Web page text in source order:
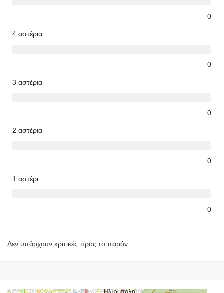
0
4 αστέρια
0
3 αστέρια
0
2 αστέρια
0
1 αστέρι
0
Δεν υπάρχουν κριτικές προς το παρόν